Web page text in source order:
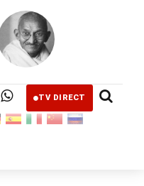
TV DIRECT